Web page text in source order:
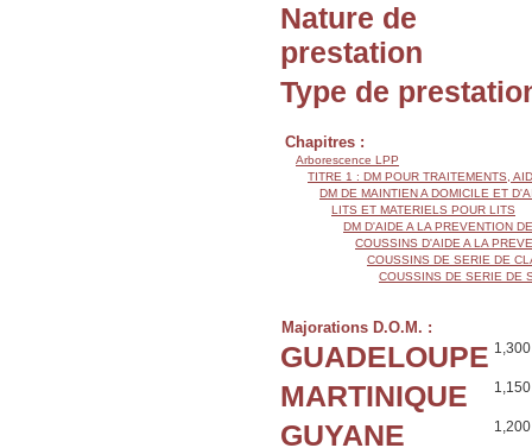
Nature de
prestation
Type de
Chapitres :
Arborescence LPP
TITRE 1 : DM POUR TRAITEMENTS,
DM DE MAINTIEN A DOMICILE ET
LITS ET MATERIELS POUR LITS
DM D'AIDE A LA PREVENTION
COUSSINS D'AIDE A LA
COUSSINS DE SERIE DE
COUSSINS DE SERIE DE
Majorations D.O.M. :
GUADELOUPE 1,300
MARTINIQUE 1,150
GUYANE 1,200